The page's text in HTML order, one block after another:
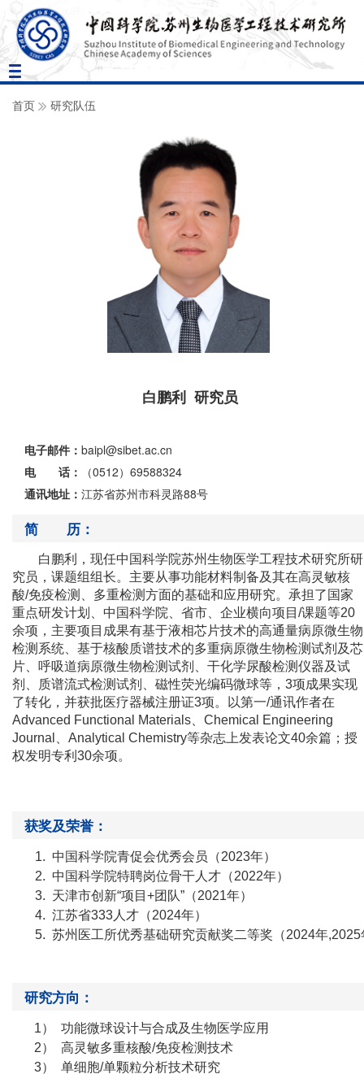
Toggle
navigation
首页 研究队伍
白鹏利 研究员
电子邮件： baipl@sibet.ac.cn
电 话：
（0512）69588324
通讯地址： 江苏省苏州市科灵路88号
简 历：
白鹏利，现任中国科学院苏州生物医学工程技术研究所研
究员，课题组组长。 主要从事功能材料制备及其在高灵敏核
酸/免疫检测、多重检测方面的基础和应用研究。承担了国家
重点研发计划、 中国科学院 、省市、企业横向项目 /课题等20
余项，主要项目成果有基于液相芯片技术的高通量病原微生物
检测系统、基于核酸质谱技术的多重病原微生物检测试剂及芯
片、呼吸道病原微生物检测试剂、干化学尿酸检测仪器及试
剂、质谱流式检测试剂、磁性荧光编码微球等， 3项成果实现
了转化，并获批医疗器械注册证3项。以第一/通讯作者在
Advanced Functional Materials
Chemical Engineering
Journal
Analytical Chemistry等杂志上发表论文40余篇；授
权发明专利 30余项。
获奖及荣誉：
1. 中国科学院青促会优秀会员（2023年）
2. 中国科学院特聘岗位骨干人才（2022年）
3. 天津市创新“项目+团队”（2021年）
4. 江苏省333人才（2024年）
5. 苏州医工所优秀基础研究贡献奖二等奖（2024年,2025
研究方向：
1） 功能微球设计与合成及生物医学应用
2） 高灵敏多重核酸/免疫检测技术
3） 单细胞/单颗粒分析技术研究